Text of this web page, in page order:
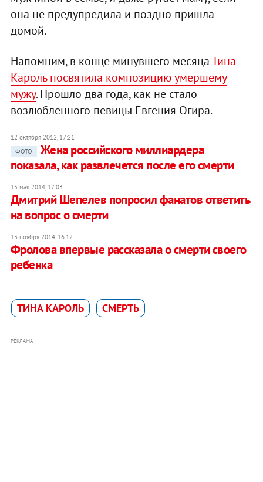
она не предупредила и поздно пришла
домой.
Напомним, в конце минувшего месяцаТина
Кароль посвятила композицию умершему
мужу. Прошло два года, как не стало
возлюбленного певицы Евгения Огира.
12 октября 2012, 17:21
ФОТО
Жена российского миллиардера
показала, как развлечется после его смерти
15 мая 2014, 17:03
Дмитрий Шепелев попросил фанатов ответить
на вопрос о смерти
13 ноября 2014, 16:12
Фролова впервые рассказала о смерти своего
ребенка
ТИНА КАРОЛЬ СМЕРТЬ
РЕКЛАМА